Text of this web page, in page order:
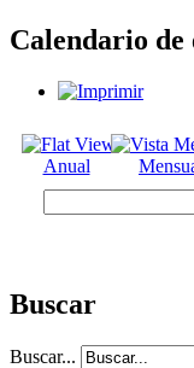
Calendario de
Anual
Buscar
Buscar...